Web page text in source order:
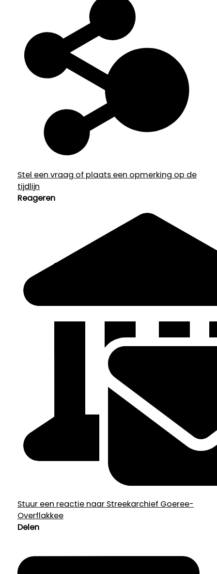
Stel een vraag of plaats een opmerking op de
tijdlijn
Reageren
Stuur een reactie naar Streekarchief Goeree-
Overflakkee
Delen